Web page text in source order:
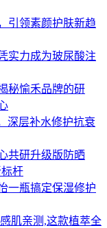
引领素颜护肤新趋
实力成为玻尿酸注
秘愉禾品牌的研
深层补水修护抗衰
共研升级版防晒
杆
一瓶搞定保湿修护
肌亲测,这款植萃全